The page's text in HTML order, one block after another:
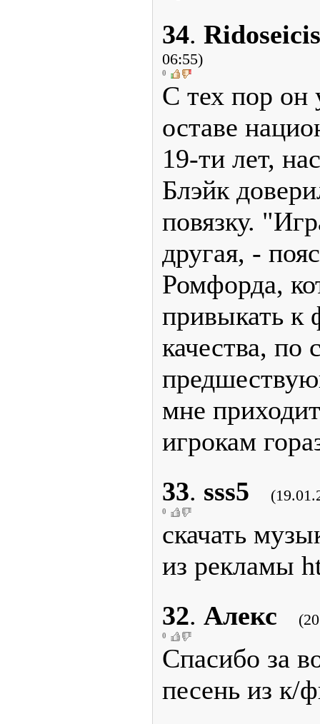
34.
06:55)
0
С тех пор он
оставе
19-ти лет,
Блэйк
повязку.
другая, -
Ромфорда,
привыкать к
качества, по
мне
игрокам
33. sss5
0
скачать
из рекламы
32. Алекс
0
Спасибо за
песень из к/